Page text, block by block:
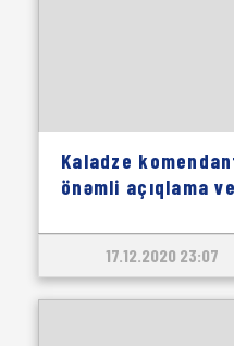
Kaladze
önəmli açıqlama
17.12.2020 23:07